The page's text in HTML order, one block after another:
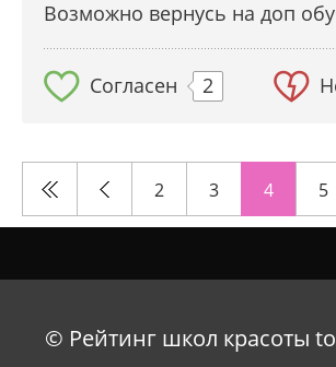
Возможно вернусь на доп
Согласен 2
2 3 4 5
© Рейтинг школ красоты